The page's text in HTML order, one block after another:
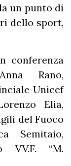
un punto di
dello sport,
conferenza
Rano,
Unicef
Elia,
del Fuoco
Semitaio,
VV.F. “M.